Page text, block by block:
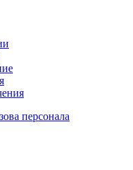
персонала